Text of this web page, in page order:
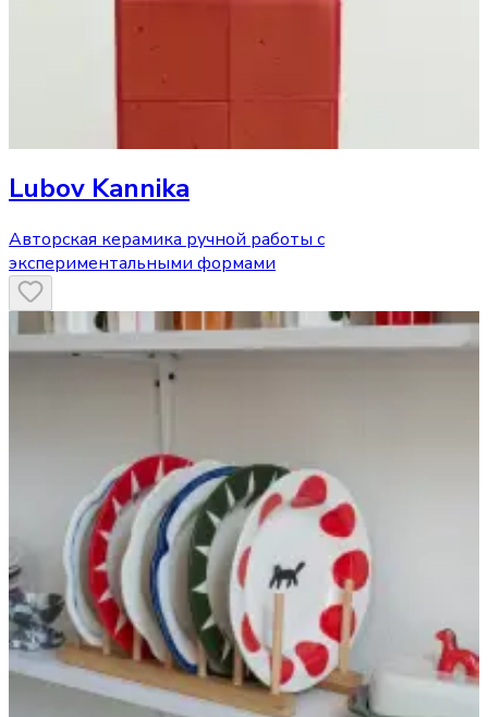
Lubov Kannika
Авторская керамика ручной работы с
экспериментальными формами